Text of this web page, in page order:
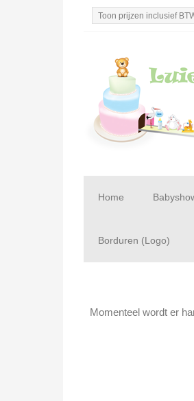
Home
Borduren (Logo)
Momenteel wordt er